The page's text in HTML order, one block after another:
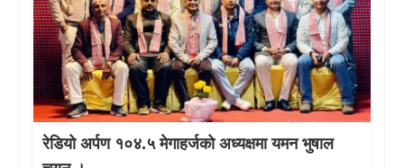
रेडियो अर्पण १०४.५ मेगाहर्जको अध्यक्षमा यमन भुषाल